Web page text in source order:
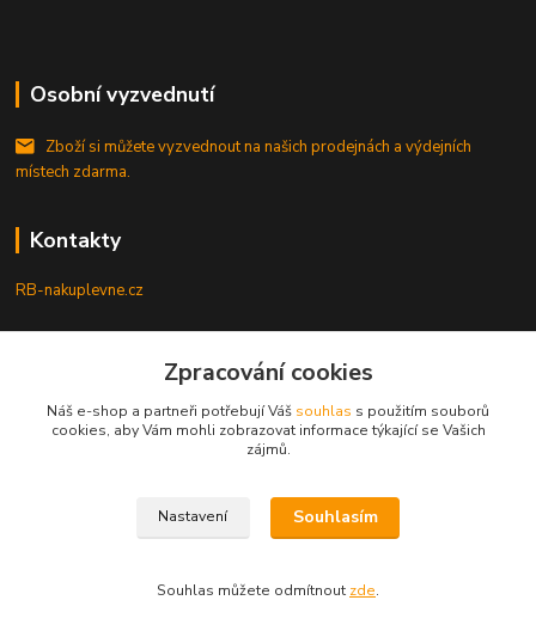
Osobní vyzvednutí
Zboží si můžete vyzvednout na našich prodejnách a výdejních
místech zdarma.
Kontakty
RB-nakuplevne.cz
+420 222722421
info@rb-nakuplevne.cz
Zpracování cookies
Náš e-shop a partneři potřebují Váš souhlas s použitím souborů
cookies, aby Vám mohli zobrazovat informace týkající se Vašich
zájmů.
Nastavení Souhlasím
Souhlas můžete odmítnout zde.